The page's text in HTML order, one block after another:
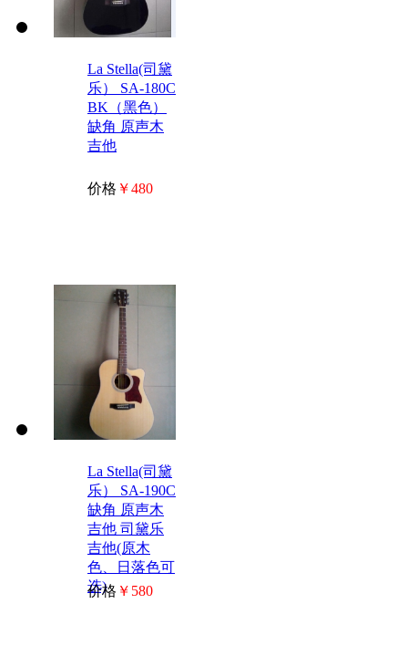
La Stella(司黛
乐） SA-180C
BK（黑色）
缺角 原声木
吉他
价格 ￥480
La Stella(司黛
乐） SA-190C
缺角 原声木
吉他 司黛乐
吉他(原木
色、日落色可
选)
价格 ￥580